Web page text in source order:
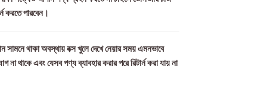
করতে পারবেন।
সামনে থাকা অবস্থায় বক্স খুলে দেখে নেয়ার সময় এমনভাবে
না থাকে এবং যেসব পণ্য ব্যাবহার করার পরে রিটার্ন করা যায় না